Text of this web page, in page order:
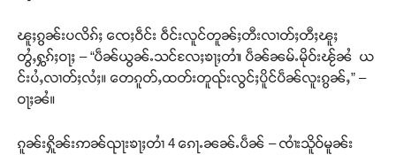
ၽူႈၵွၼ်းပလိၵ်ႈ ၸေႈဝဵင်း ဝဵင်းလူင်တူၼ်ႈတီးလၢတ်ႈတီႈၽူႈ
တွႆႇႁွၵ်ႈဝႃႈ – “ပဵၼ်ယွၼ်ႉသင်လႄႈၶႃႈတၢႆ၊ ပဵၼ်ၼမ်ႉမိုဝ်းၽႂ်ၼႆ ယ
င်းပႆႇလၢတ်ႈလႆႈ။ တေၵူတ်ႇထတ်းတူၺ်းလွင်ႈပိူင်ပဵၼ်လူးၵွၼ်ႇ” –
ဝႃႈၼႆ။
ၵူၼ်းႁိူၼ်းဢၼ်ၺႃးၶႃႈတၢႆ 4 ၵေႃႉၼၼ်ႉပဵၼ် – ၸၢႆးသိူဝ်မူၼ်း